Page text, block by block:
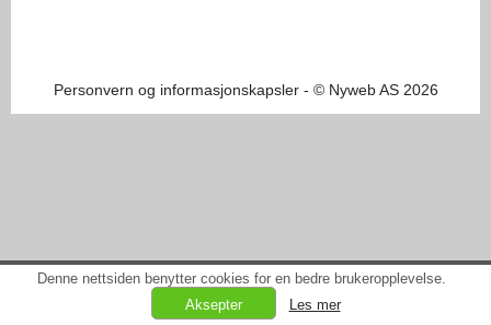
Personvern og informasjonskapsler- © Nyweb AS 2026
Denne nettsiden benytter cookies for en bedre brukeropplevelse.
Les mer